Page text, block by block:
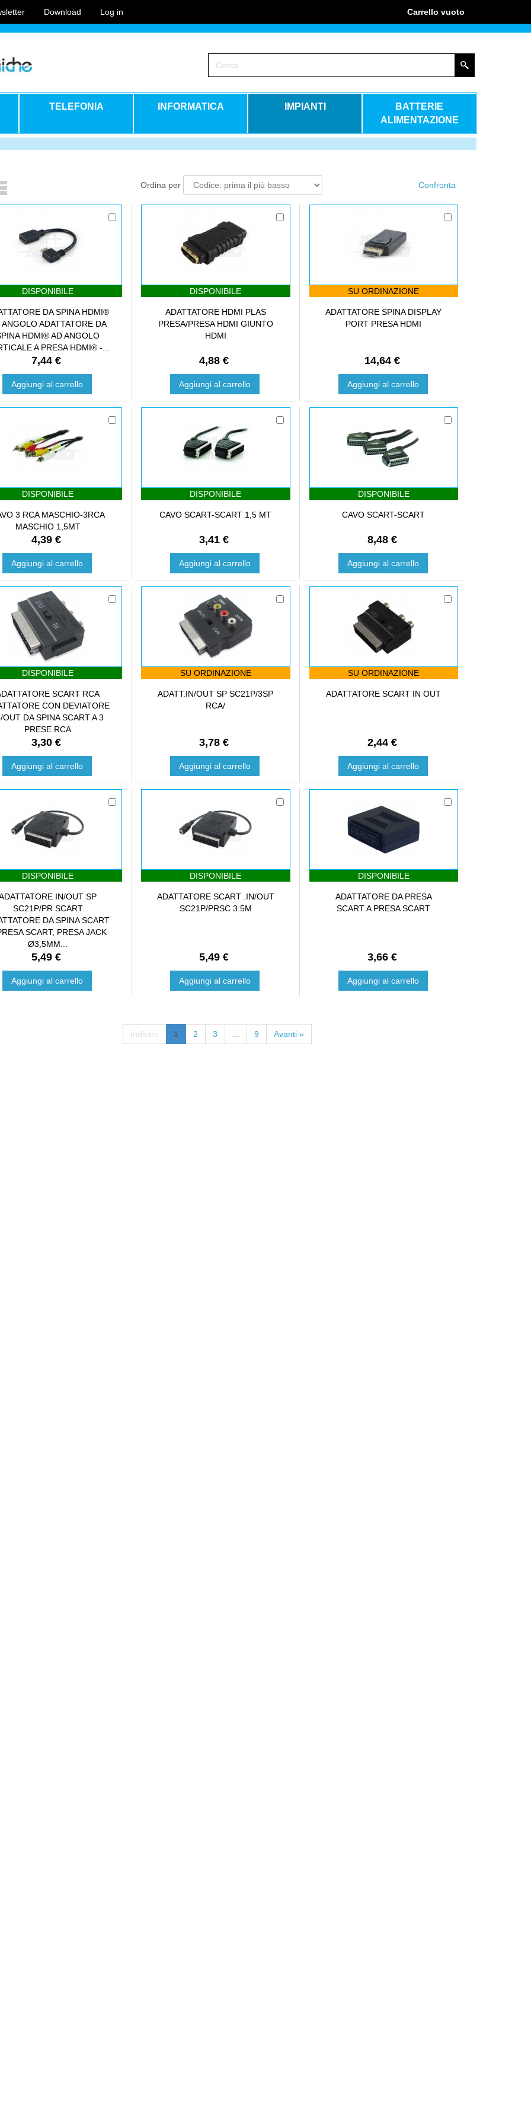
Download Log in Carrello vuoto
TELEFONIA INFORMATICA IMPIANTI
BATTERIE
ALIMENTAZIONE
Ordina per
DISPONIBILE
DA SPINA HDMI®
ANGOLO ADATTATORE DA
HDMI® AD ANGOLO
A PRESA HDMI® -...
7,44 €
Aggiungi al carrello
DISPONIBILE
ADATTATORE HDMI PLAS
PRESA/PRESA HDMI GIUNTO
HDMI
4,88 €
Aggiungi al carrello
SU ORDINAZIONE
ADATTATORE SPINA DISPLAY
PORT PRESA HDMI
14,64 €
Aggiungi al carrello
DISPONIBILE
3 RCA MASCHIO-3RCA
MASCHIO 1,5MT
4,39 €
Aggiungi al carrello
DISPONIBILE
CAVO SCART-SCART 1,5 MT
3,41 €
Aggiungi al carrello
DISPONIBILE
CAVO SCART-SCART
8,48 €
Aggiungi al carrello
DISPONIBILE
SCART RCA
CON DEVIATORE
OUT DA SPINA SCART A 3
PRESE RCA
3,30 €
Aggiungi al carrello
SU ORDINAZIONE
ADATT.IN/OUT SP SC21P/3SP
RCA/
3,78 €
Aggiungi al carrello
SU ORDINAZIONE
ADATTATORE SCART IN OUT
2,44 €
Aggiungi al carrello
DISPONIBILE
IN/OUT SP
SC21P/PR SCART
DA SPINA SCART
SCART, PRESA JACK
Ø3,5MM...
5,49 €
Aggiungi al carrello
DISPONIBILE
ADATTATORE SCART .IN/OUT
SC21P/PRSC 3.5M
5,49 €
Aggiungi al carrello
DISPONIBILE
ADATTATORE DA PRESA
SCART A PRESA SCART
3,66 €
Aggiungi al carrello
Indietro 1 2 3 ... 9 Avanti »